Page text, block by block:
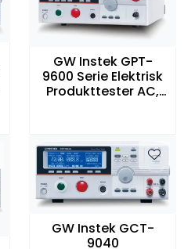
GW Instek GPT-
9600 Serie Elektrisk
Produkttester AC,
GW Instek GCT-
9040